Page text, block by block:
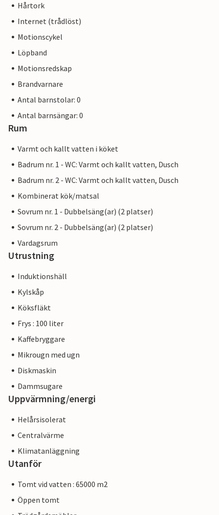
Hårtork
Internet (trådlöst)
Motionscykel
Löpband
Motionsredskap
Brandvarnare
Antal barnstolar: 0
Antal barnsängar: 0
Rum
Varmt och kallt vatten i köket
Badrum nr. 1 - WC: Varmt och kallt vatten, Dusch
Badrum nr. 2 - WC: Varmt och kallt vatten, Dusch
Kombinerat kök/matsal
Sovrum nr. 1 - Dubbelsäng(ar) (2 platser)
Sovrum nr. 2 - Dubbelsäng(ar) (2 platser)
Vardagsrum
Utrustning
Induktionshäll
Kylskåp
Köksfläkt
Frys : 100 liter
Kaffebryggare
Mikrougn med ugn
Diskmaskin
Dammsugare
Uppvärmning/energi
Helårsisolerat
Centralvärme
Klimatanläggning
Utanför
Tomt vid vatten : 65000 m2
Öppen tomt